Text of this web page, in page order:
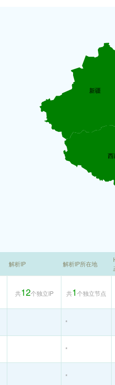
解析IP 解析IP所在地
共12个独立IP 共1个独立节点
*
*
*